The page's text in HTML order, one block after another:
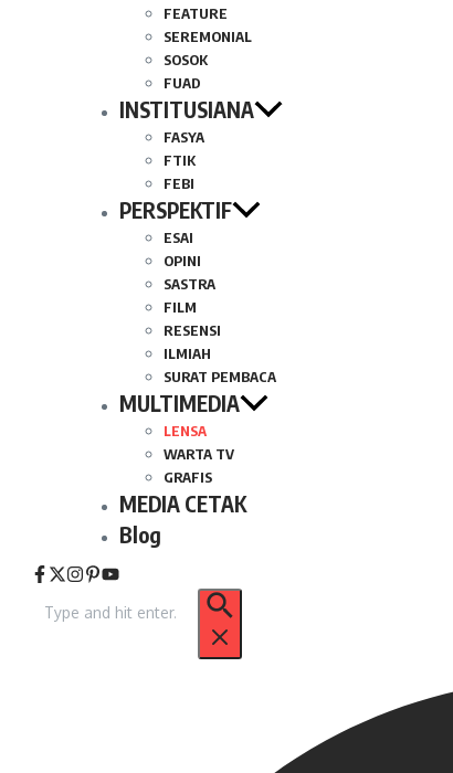
FEATURE
SEREMONIAL
SOSOK
FUAD
INSTITUSIANA
FASYA
FTIK
FEBI
PERSPEKTIF
ESAI
OPINI
SASTRA
FILM
RESENSI
ILMIAH
SURAT PEMBACA
MULTIMEDIA
LENSA
WARTA TV
GRAFIS
MEDIA CETAK
Blog
untuk: